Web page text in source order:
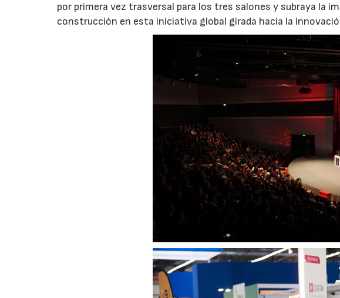
por primera vez trasversal para los tres salones y subraya la
construcción en esta iniciativa global girada hacia la